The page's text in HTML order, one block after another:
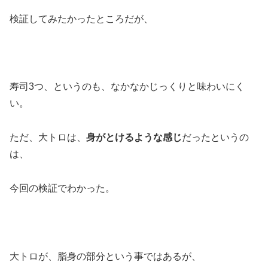
検証してみたかったところだが、
寿司3つ、というのも、なかなかじっくりと味わいにく
い。
ただ、大トロは、 身がとけるような感じだったというの
は、
今回の検証でわかった。
大トロが、脂身の部分という事ではあるが、